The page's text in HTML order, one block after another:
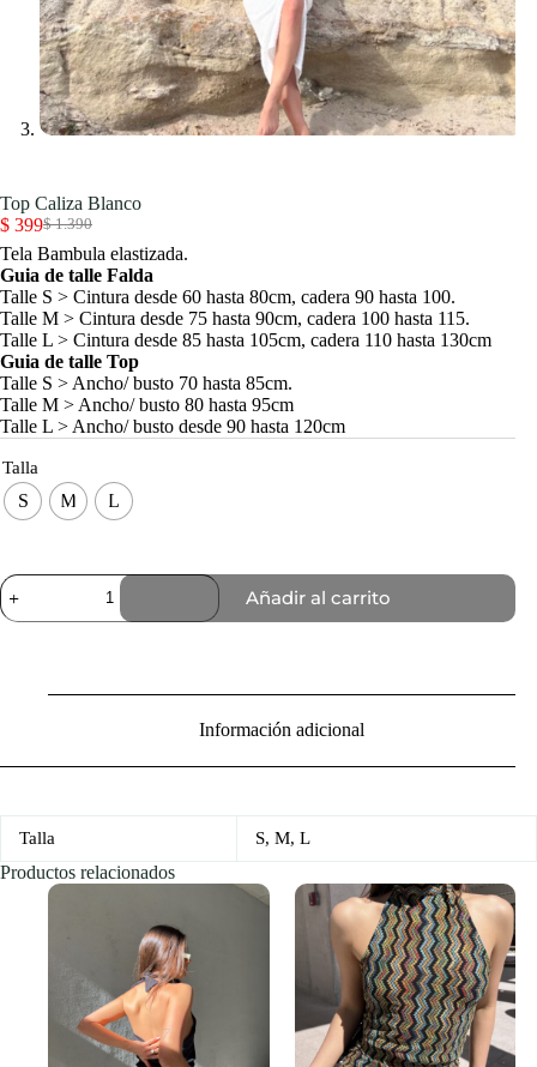
Top Caliza Blanco
$1.390
El
precio
original
era:
$ 1.390.
$ 399El
precio
actual
es:
$ 399.
Tela Bambula elastizada.
Guia de talle Falda
Talle S > Cintura desde 60 hasta 80cm, cadera 90 hasta 100.
Talle M > Cintura desde 75 hasta 90cm, cadera 100 hasta 115.
Talle L > Cintura desde 85 hasta 105cm, cadera 110 hasta 130cm
Guia de talle Top
Talle S > Ancho/ busto 70 hasta 85cm.
Talle M > Ancho/ busto 80 hasta 95cm
Talle L > Ancho/ busto desde 90 hasta 120cm
Talla
S M L
Top
Caliza
Blanco
Añadir al carrito
Información adicional
Talla S, M, L
Productos relacionados